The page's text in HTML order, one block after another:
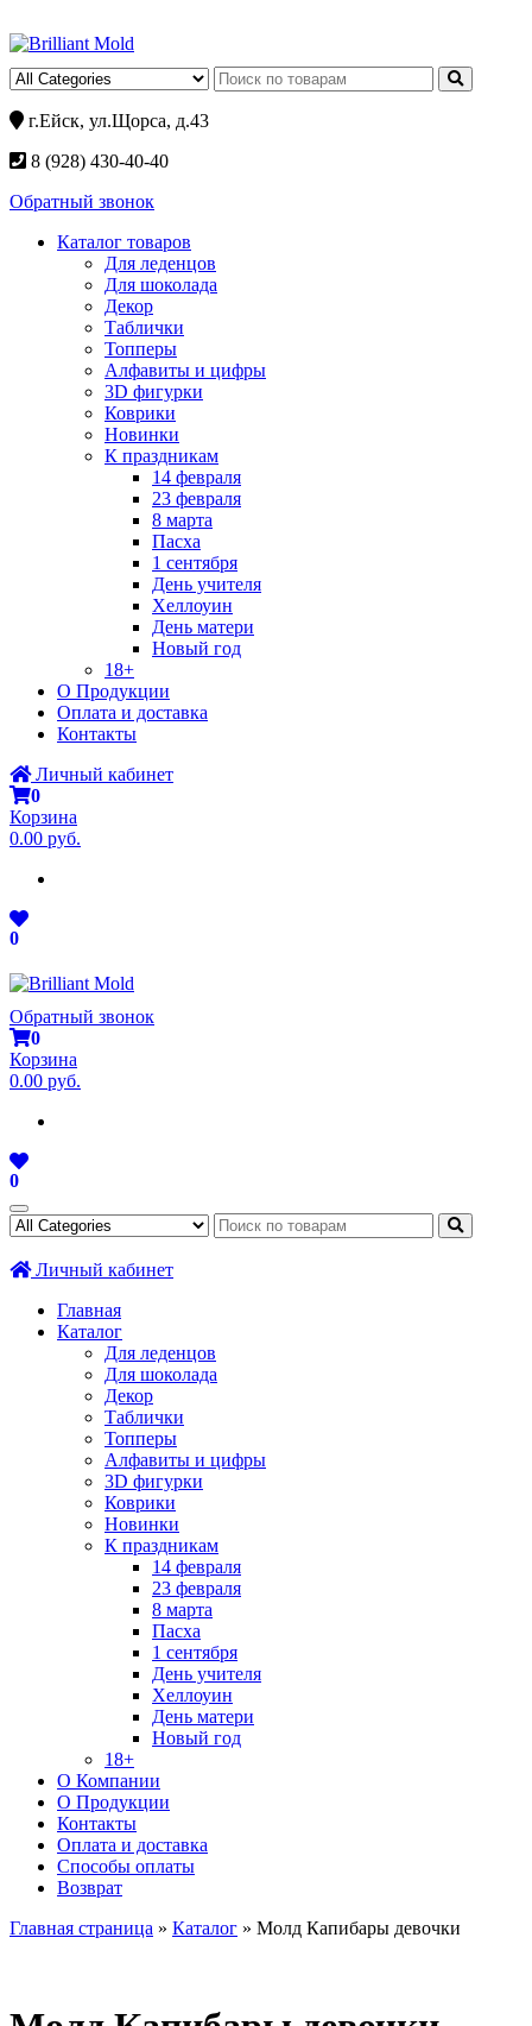
г.Ейск, ул.Щорса, д.43
8 (928) 430-40-40
Обратный звонок
Каталог товаров
Для леденцов
Для шоколада
Декор
Таблички
Топперы
Алфавиты и цифры
3D фигурки
Коврики
Новинки
К праздникам
14 февраля
23 февраля
8 марта
Пасха
1 сентября
День учителя
Хеллоуин
День матери
Новый год
18+
О Продукции
Оплата и доставка
Контакты
Личный кабинет
0
Корзина
0.00 руб.
0
Обратный звонок
0
Корзина
0.00 руб.
0
Личный кабинет
Главная
Каталог
Для леденцов
Для шоколада
Декор
Таблички
Топперы
Алфавиты и цифры
3D фигурки
Коврики
Новинки
К праздникам
14 февраля
23 февраля
8 марта
Пасха
1 сентября
День учителя
Хеллоуин
День матери
Новый год
18+
О Компании
О Продукции
Контакты
Оплата и доставка
Способы оплаты
Возврат
Главная страница » Каталог » Молд Капибары девочки